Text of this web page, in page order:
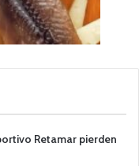
Retamar pierden